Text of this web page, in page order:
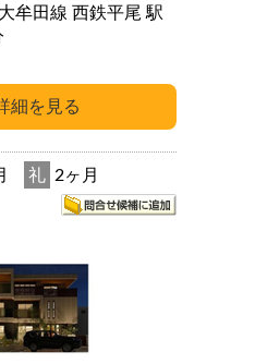
牟田線 西鉄平尾 駅
礼 2ヶ月